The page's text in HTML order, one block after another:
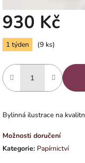
930 Kč
Měrná
cena:
1 týden (9 ks)
Bylinná ilustrace na
Možnosti doručení
Kategorie: Papírnictví